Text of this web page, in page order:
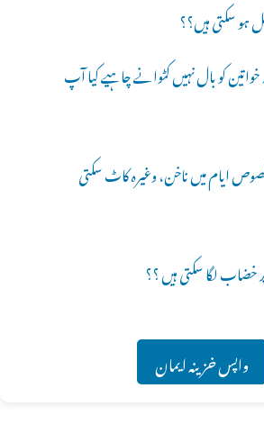
ہو سکتی ہیں؟؟
کو بال نہیں کٹوانے چاہیے کیا آپ
ایام میں ناخن، وغیرہ کاٹ سکتی
واپس خزینہ ایمان